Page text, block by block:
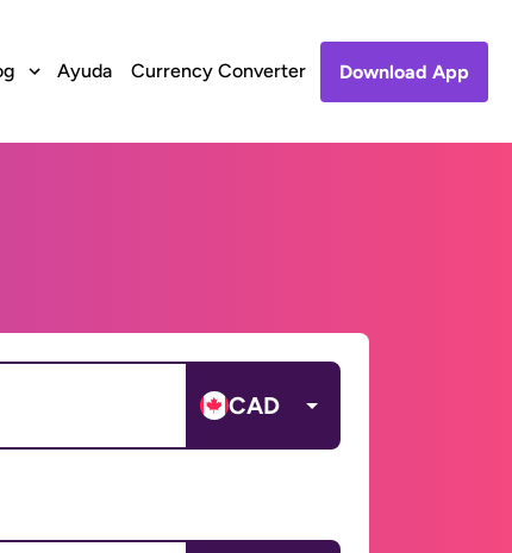
Ayuda Currency Converter Download App
CAD